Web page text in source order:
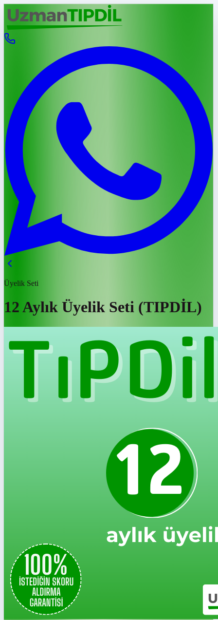
Üyelik Seti
12 Aylık Üyelik Seti (TIPDİL)